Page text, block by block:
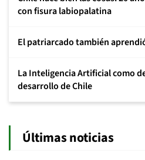
con fisura labiopalatina
El patriarcado también
La Inteligencia Artificial como
desarrollo de Chile
Últimas noticias